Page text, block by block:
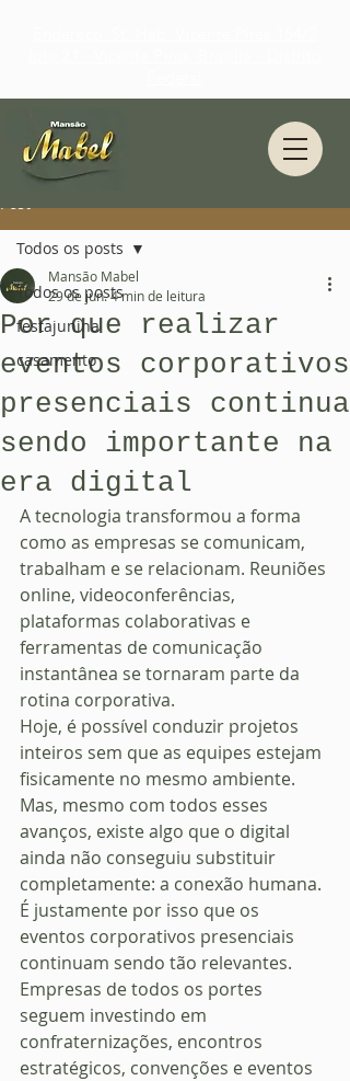
Todos os posts
festajunina
casamento
Todos os posts
Por que realizar
eventos corporativos
presenciais continua
sendo importante na
era digital
Mansão Mabel
29 de jun.4 min de leitura
A tecnologia transformou a forma
como as empresas se comunicam,
trabalham e se relacionam. Reuniões
online, videoconferências,
plataformas colaborativas e
ferramentas de comunicação
instantânea se tornaram parte da
rotina corporativa.
Hoje, é possível conduzir projetos
inteiros sem que as equipes estejam
fisicamente no mesmo ambiente.
Mas, mesmo com todos esses
avanços, existe algo que o digital
ainda não conseguiu substituir
completamente: a conexão humana.
É justamente por isso que os
eventos corporativos presenciais
continuam sendo tão relevantes.
Empresas de todos os portes
seguem investindo em
confraternizações, encontros
estratégicos, convenções e eventos